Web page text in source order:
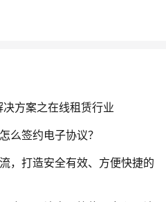
方案之在线租赁行业
么签约电子协议？
，打造安全有效、方便快捷的